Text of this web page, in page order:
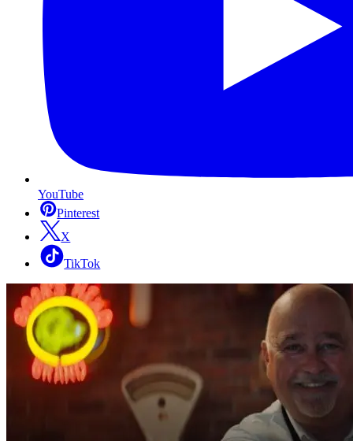
YouTube
Pinterest
X
TikTok